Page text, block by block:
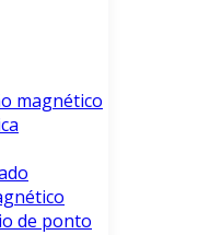
magnético
de ponto